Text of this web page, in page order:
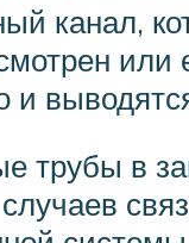
канал,
или
и
трубы в